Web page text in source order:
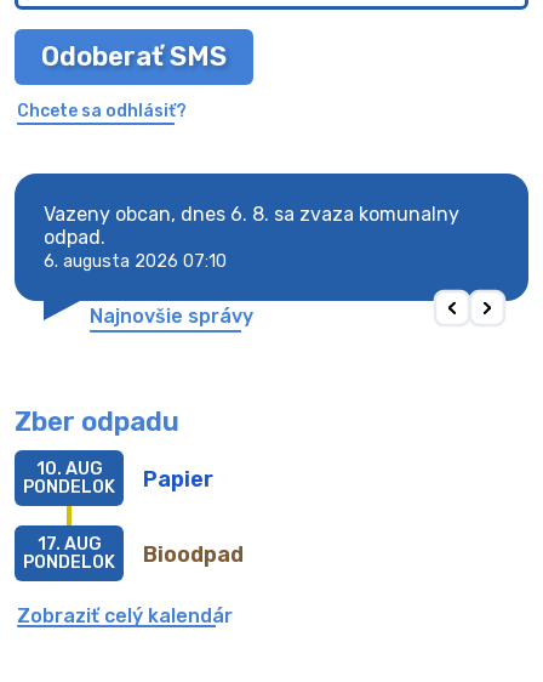
Odoberať SMS
Chcete sa odhlásiť?
Vazeny obcan, dnes 6. 8. sa zvaza komunalny
odpad.
6. augusta 2026 07:10
Najnovšie správy
Zber odpadu
Papier
10. AUG
PONDELOK
Bioodpad
17. AUG
PONDELOK
Zobraziť celý kalendár